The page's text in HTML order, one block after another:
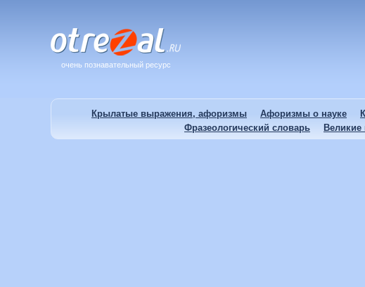
очень познавательный ресурс
Крылатые выражения, афоризмы Афоризмы о науке
Фразеологический словарь